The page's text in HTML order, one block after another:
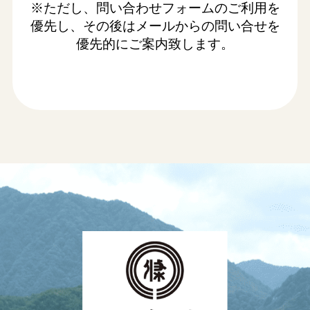
※ただし、問い合わせフォームのご利用を
優先し、その後はメールからの問い合せを
優先的にご案内致します。